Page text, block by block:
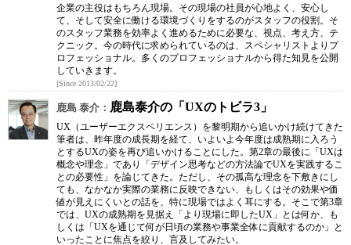
企業の主役はもちろん現場。その現場の社員が心地よく、安心し
て、そして安全に働ける環境づくりをするのがスタッフの役割。そ
のスタッフ業務を効率よく進めるために必要な、視点、考え方、テ
クニック。今の時代に求められているのは、スペシャリストよりプ
ロフェッショナル。多くのプロフェッショナルから得た知見を公開
していきます。
[Since 2013/02/22]
鹿島 泰介： 鹿島泰介の「UXのトビラ3」
UX（ユーザーエクスペリエンス）を黎明期から追いかけ続けてきた
筆者は、昨年度の成長期を経て、いよいよ今年度は成熟期に入ろう
とするUXの姿を再び追いかけることにした。第2章の最後に「UXは
概念や理念」であり「デザイン思考などの方法論でUXを実践するこ
との必要性」を論じてきた。ただし、その孤高な理念を下敷きにし
ても、なかなか実際の業務に反映できない、もしくはその効果や価
値が見えにくいとの話を、特に現場ではよく耳にする。そこで第3章
では、UXの成熟期を見据え「より現場に即したUX」とは何か、も
しくは「UXを通じて何が日頃の業務や事業全体に貢献するのか」と
いったことに焦点を絞り、言及してみたい。